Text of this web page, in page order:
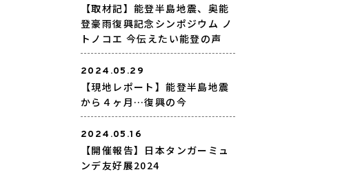
【取材記】能登半島地震、奥能
登豪雨復興記念シンポジウム ノ
トノコエ 今伝えたい能登の声
2024.05.29
【現地レポート】能登半島地震
から４ヶ月…復興の今
2024.05.16
【開催報告】日本タンガーミュ
ンデ友好展2024